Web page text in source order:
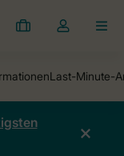
Meine
Dropdown-
öffnen